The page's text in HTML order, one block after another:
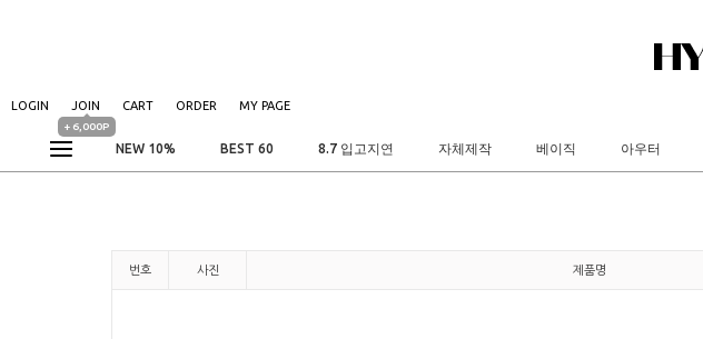
LOGIN JOIN
+ 6,000P
CART ORDER MY PAGE
NEW 10% BEST 60 8.7 입고지연 자체제작 베이직 아우터
번호 사진 제품명